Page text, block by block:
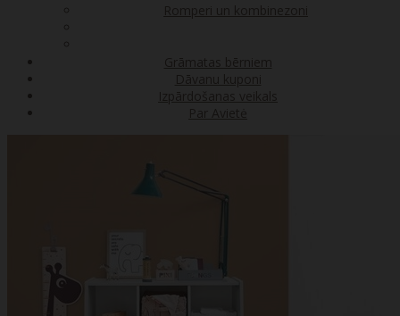
Romperi un kombinezoni
Grāmatas bērniem
Dāvanu kuponi
Izpārdošanas veikals
Par Avietė